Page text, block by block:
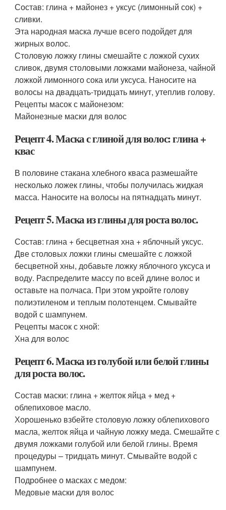
Состав: глина + майонез + уксус (лимонный сок) +
сливки.
Эта народная маска лучше всего подойдет для
жирных волос.
Столовую ложку глины смешайте с ложкой сухих
сливок, двумя столовыми ложками майонеза, чайной
ложкой лимонного сока или уксуса. Наносите на
волосы на двадцать-тридцать минут, утеплив голову.
Рецепты масок с майонезом:
Майонезные маски для волос
Рецепт 4. Маска с глиной для волос: глина +
квас
В половине стакана хлебного кваса размешайте
несколько ложек глины, чтобы получилась жидкая
масса. Наносите на волосы на пятнадцать минут.
Рецепт 5. Маска из глины для роста волос.
Состав: глина + бесцветная хна + яблочный уксус.
Две столовых ложки глины смешайте с ложкой
бесцветной хны, добавьте ложку яблочного уксуса и
воду. Распределите массу по всей длине волос и
оставьте на полчаса. При этом укройте голову
полиэтиленом и теплым полотенцем. Смывайте
водой с шампунем.
Рецепты масок с хной:
Хна для волос
Рецепт 6. Маска из голубой или белой глины
для роста волос.
Состав маски: глина + желток яйца + мед +
облепиховое масло.
Хорошенько взбейте столовую ложку облепихового
масла, желток яйца и чайную ложку меда. Смешайте с
двумя ложками голубой или белой глины. Время
процедуры – тридцать минут. Смывайте водой с
шампунем.
Подробнее о масках с медом:
Медовые маски для волос